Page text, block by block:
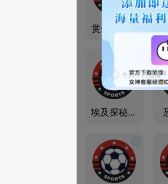
赏金大对决
埃及探秘宝典
今日不再提醒